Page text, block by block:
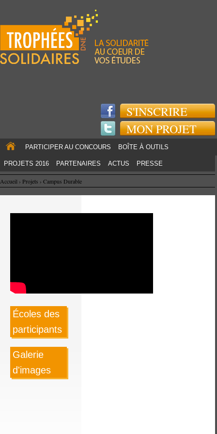
S'INSCRIRE
MON PROJET
PARTICIPER AU CONCOURS BOÎTE À OUTILS
PROJETS 2016 PARTENAIRES ACTUS PRESSE
Accueil › Projets › Campus Durable
Écoles des
participants
Galerie
d'images